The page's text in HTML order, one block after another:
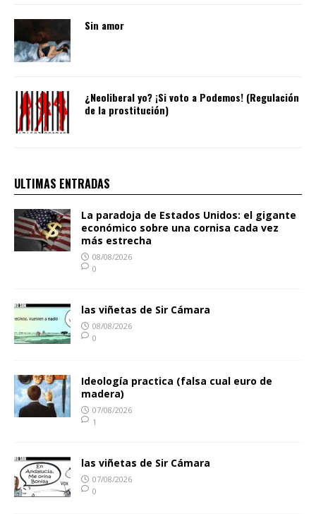
Sin amor
¿Neoliberal yo? ¡Si voto a Podemos! (Regulación
de la prostitución)
ULTIMAS ENTRADAS
La paradoja de Estados Unidos: el gigante
económico sobre una cornisa cada vez
más estrecha
08/08/2026
0
las viñetas de Sir Cámara
08/08/2026
0
Ideología practica (falsa cual euro de
madera)
07/08/2026
1
las viñetas de Sir Cámara
07/08/2026
0